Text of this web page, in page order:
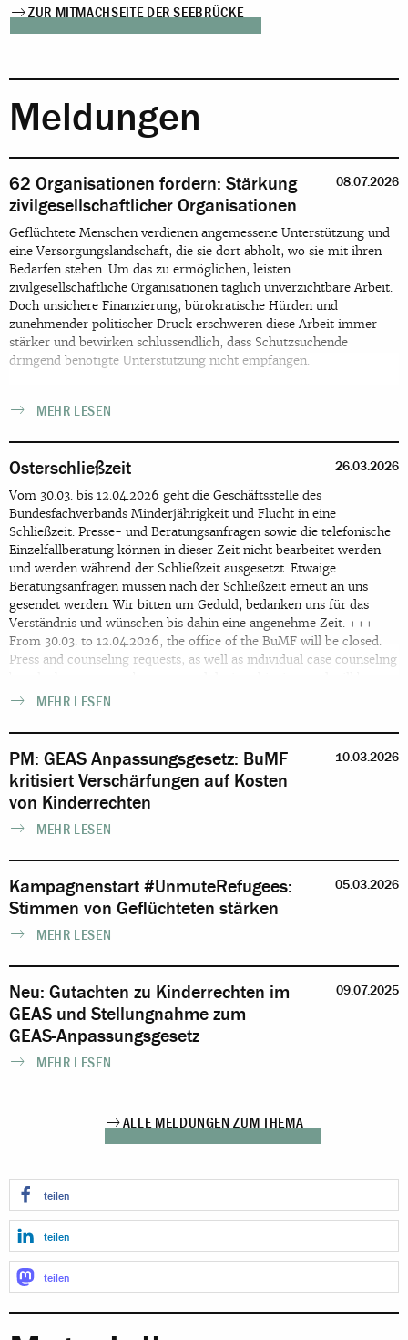
ZUR MITMACHSEITE DER SEEBRÜCKE
Meldungen
62 Organisationen fordern: Stärkung
zivilgesellschaftlicher Organisationen
08.07.2026
Geflüchtete Menschen verdienen angemessene Unterstützung und
eine Versorgungslandschaft, die sie dort abholt, wo sie mit ihren
Bedarfen stehen. Um das zu ermöglichen, leisten
zivilgesellschaftliche Organisationen täglich unverzichtbare Arbeit.
Doch unsichere Finanzierung, bürokratische Hürden und
zunehmender politischer Druck erschweren diese Arbeit immer
stärker und bewirken schlussendlich, dass Schutzsuchende
dringend benötigte Unterstützung nicht empfangen.
MEHR LESEN
Osterschließzeit 26.03.2026
Vom 30.03. bis 12.04.2026 geht die Geschäftsstelle des
Bundesfachverbands Minderjährigkeit und Flucht in eine
Schließzeit. Presse- und Beratungsanfragen sowie die telefonische
Einzelfallberatung können in dieser Zeit nicht bearbeitet werden
und werden während der Schließzeit ausgesetzt. Etwaige
Beratungsanfragen müssen nach der Schließzeit erneut an uns
gesendet werden. Wir bitten um Geduld, bedanken uns für das
Verständnis und wünschen bis dahin eine angenehme Zeit. +++
From 30.03. to 12.04.2026, the office of the BuMF will be closed.
Press and counseling requests, as well as individual case counseling
suspended during the closure period. Any counselling requests will
patience, thank you for your understanding and wish you a
pleasant time until then.
MEHR LESEN
PM: GEAS Anpassungsgesetz: BuMF
kritisiert Verschärfungen auf Kosten
von Kinderrechten
10.03.2026
MEHR LESEN
Kampagnenstart #UnmuteRefugees:
Stimmen von Geflüchteten stärken
05.03.2026
MEHR LESEN
Neu: Gutachten zu Kinderrechten im
GEAS und Stellungnahme zum
GEAS-Anpassungsgesetz
09.07.2025
MEHR LESEN
ALLE MELDUNGEN ZUM THEMA
teilen
teilen
teilen